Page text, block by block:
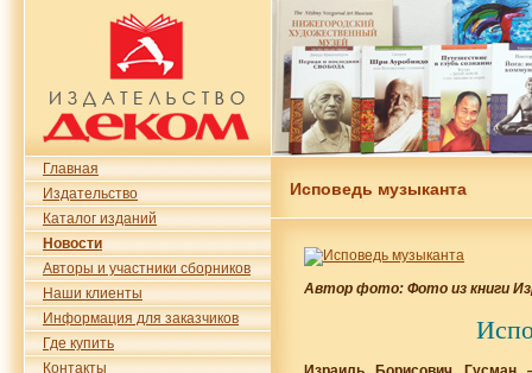
Главная
Издательство
Каталог изданий
Новости
Авторы и участники сборников
Наши клиенты
Информация для заказчиков
Где купить
Контакты
Исповедь музыканта
Автор фото: Фото из книги